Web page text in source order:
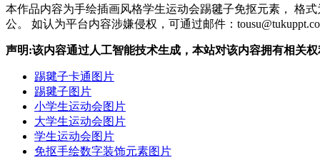
本作品内容为手绘插画风格学生运动会踢毽子免抠元素， 格式为 png， 大小1 MB， 图片尺寸为1024 x 1024， 作品中PNG图片为免抠图片, 源文件无水印，可以直接使用， 欢迎使用熊猫办
公。 如认为平台内容涉嫌侵权，可通过邮件：
声明:该内容通过人工智能技术生成，本站对该内容拥有相关
踢毽子卡通图片
踢毽子图片
小学生运动会图片
大学生运动会图片
学生运动会图片
免抠手绘数字装饰元素图片